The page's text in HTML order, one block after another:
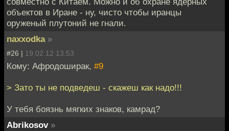
объектов в Иране - ну, чисто чтобы иранцы
оруженый плутоний не гнали.
naxxodka »
#26 | 19.02.12 13:53
Кому: Афродоширак, #9
> Зато ты не подведеш - скажеш как надо!!!
У тебя боязнь мягких знаков, камрад?
Abrikosov »